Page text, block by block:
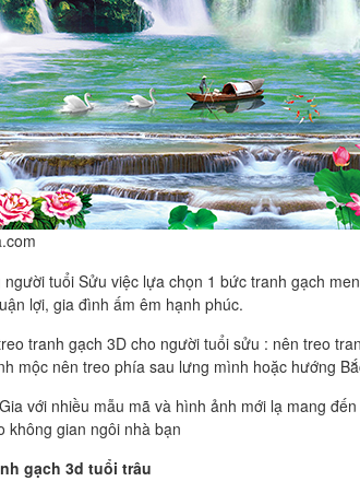
tuổi Sửu việc lựa chọn 1 bức tranh gạch
lợi, gia đình ấm êm hạnh phúc.
tranh gạch 3D cho người tuổi sửu : nên treo
mộc nên treo phía sau lưng mình hoặc hướng
với nhiều mẫu mã và hình ảnh mới lạ mang
gian ngôi nhà bạn
gạch 3d tuổi trâu